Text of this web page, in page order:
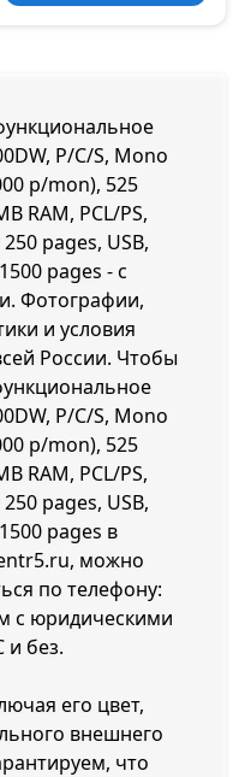
P/C/S, Mono
p/mon), 525
RAM, PCL/PS,
pages, USB,
pages - с
Фотографии,
и условия
России. Чтобы
P/C/S, Mono
p/mon), 525
RAM, PCL/PS,
pages, USB,
pages в
можно
по телефону:
с юридическими
и без.
его цвет,
внешнего
что